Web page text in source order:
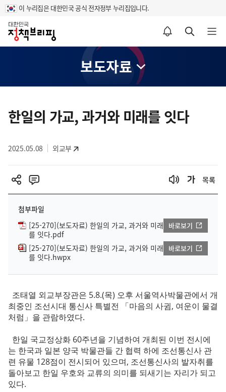
이 누리집은 대한민국 공식 전자정부 누리집입니다.
홈
알림설정 바로가기 검색 바로가기 메뉴 열기
보도자료
텐
츠
역
한일의 가교, 과거와 미래를 잇다
2025.05.08 외교부
목록
첨부파일
[25-270](보도자료) 한일의 가교, 과거와 미래
를 잇다.pdf
바로보기
[25-270](보도자료) 한일의 가교, 과거와 미래
를 잇다.hwpx
바로보기
조태열 외교부장관은 5.8.(목) 오후 서울역사박물관에서 개
최중인 조선시대 통신사 특별전 「마음의 사귐, 여운이 물결
처럼」을 관람하였다.
한일 국교정상화 60주년을 기념하여 개최된 이번 전시에
는 한국과 일본 양국 박물관들 간 협력 하에 조선통신사 관
련 유물 128점이 전시되어 있으며, 조선통신사의 발자취를
돌아보고 한일 우호와 교류의 의미를 되새기는 자리가 되고
있다.